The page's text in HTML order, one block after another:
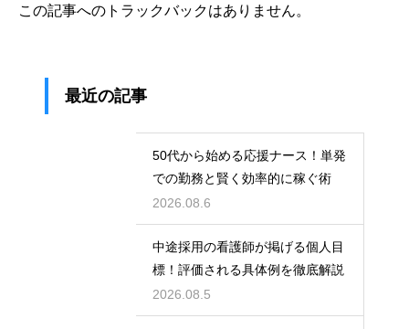
この記事へのトラックバックはありません。
最近の記事
50代から始める応援ナース！単発
での勤務と賢く効率的に稼ぐ術
2026.08.6
中途採用の看護師が掲げる個人目
標！評価される具体例を徹底解説
2026.08.5